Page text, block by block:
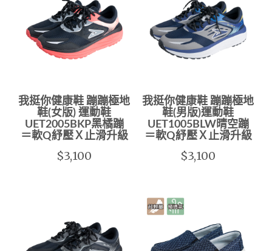
我挺你健康鞋 蹦蹦極地
鞋(女版) 運動鞋
UET2005BKP黑橘蹦
＝軟Q紓壓Ｘ止滑升級
$3,100
我挺你健康鞋 蹦蹦極地
鞋(男版)運動鞋
UET1005BLW晴空蹦
＝軟Q紓壓Ｘ止滑升級
$3,100